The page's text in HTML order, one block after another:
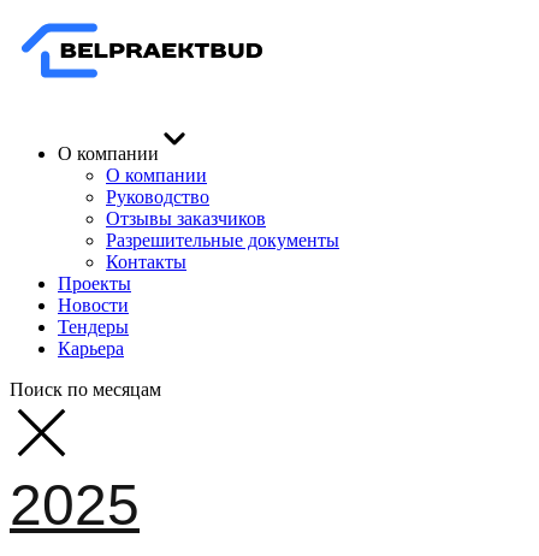
О компании
О компании
Руководство
Отзывы заказчиков
Разрешительные документы
Контакты
Проекты
Новости
Тендеры
Карьера
Поиск по месяцам
2025